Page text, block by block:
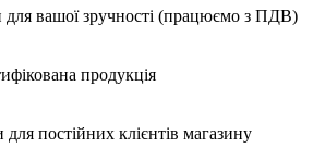
для вашої зручності (працюємо з ПДВ)
продукція
постійних клієнтів магазину